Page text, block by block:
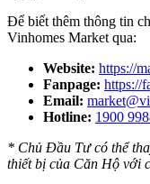
Để biết thêm thông tin
Vinhomes Market qua:
Website: https://
Fanpage: https://
Email:
Hotline: 1900
* Chủ Đầu Tư có thể
thiết bị của Căn Hộ với